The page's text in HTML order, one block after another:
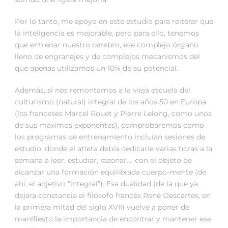
Por lo tanto, me apoyo en este estudio para reiterar que
la inteligencia es mejorable, pero para ello, tenemos
que entrenar nuestro cerebro, ese complejo órgano
lleno de engranajes y de complejos mecanismos del
que apenas utilizamos un 10% de su potencial.
Además, si nos remontamos a la vieja escuela del
culturismo (natural) integral de los años 50 en Europa
(los franceses Marcel Rouet y Pierre Lelong, como unos
de sus máximos exponentes), comprobaremos como
los programas de entrenamiento incluían sesiones de
estudio, donde el atleta debía dedicarle varias horas a la
semana a leer, estudiar, razonar…, con el objeto de
alcanzar una formación equilibrada cuerpo-mente (de
ahí, el adjetivo “integral”). Esa dualidad (de la que ya
dejara constancia el filósofo francés René Descartes, en
la primera mitad del siglo XVII) vuelve a poner de
manifiesto la importancia de encontrar y mantener ese